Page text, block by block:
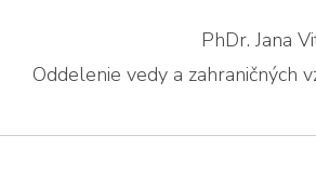
PhDr. Jana
Oddelenie vedy a zahraničných